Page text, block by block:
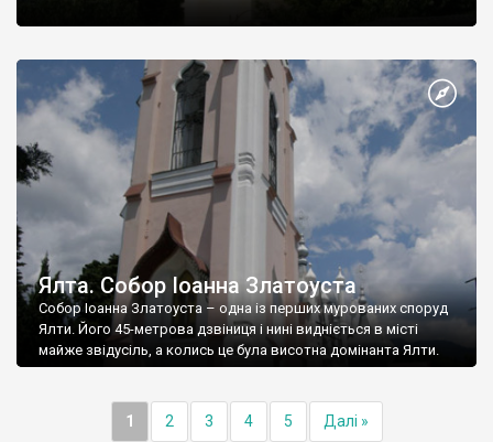
Ялта. Собор Іоанна Златоуста
Собор Іоанна Златоуста – одна із перших мурованих споруд
Ялти. Його 45-метрова дзвіниця і нині видніється в місті
майже звідусіль, а колись це була висотна домінанта Ялти.
1 2 3 4 5 Далі »